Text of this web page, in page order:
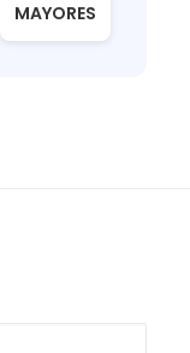
MAYORES